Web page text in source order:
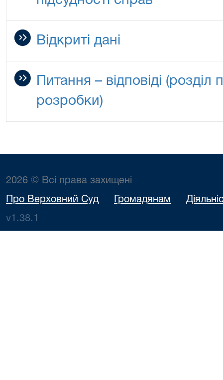
Відкриті дані
Питання – відповіді (розділ
розробки)
2026 © Всі права захищені
Про Верховний Суд Громадянам
v1.38.1